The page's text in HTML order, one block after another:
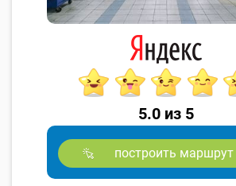
5.0 из 5
построить маршрут